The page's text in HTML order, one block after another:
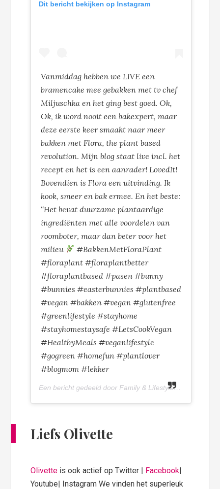
Dit bericht bekijken op Instagram
Vanmiddag hebben we LIVE een
bramencake mee gebakken met tv chef
Miljuschka en het ging best goed. Ok,
Ok, ik word nooit een bakexpert, maar
deze eerste keer smaakt naar meer
bakken met Flora, the plant based
revolution. Mijn blog staat live incl. het
recept en het is een aanrader! LovedIt!
Bovendien is Flora een uitvinding. Ik
kook, smeer en bak ermee. En het beste:
“Het bevat duurzame plantaardige
ingrediënten met alle voordelen van
roomboter, maar dan beter voor het
milieu
#BakkenMetFloraPlant
#floraplant #floraplantbetter
#floraplantbased #pasen #bunny
#bunnies #easterbunnies #plantbased
#vegan #bakken #vegan #glutenfree
#greenlifestyle #stayhome
#stayhomestaysafe #LetsCookVegan
#HealthyMeals #veganlifestyle
#gogreen #homefun #plantlover
#blogmom #lekker
Een bericht gedeeld door Family & Lifestyleblog (@olivettepuntnl) op
Liefs Olivette
Olivette is ook actief op Twitter | Facebook|
Youtube| Instagram We vinden het superleuk